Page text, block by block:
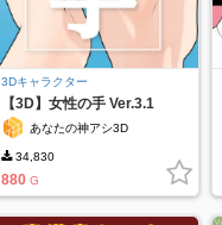
3Dキャラクター
【3D】女性の手 Ver.3.1
あなたの神アシ3D
34,830
880 G